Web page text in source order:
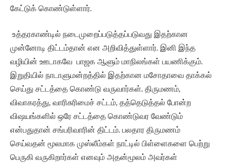
கேட்டுக் கொண்டுள்ளார்.
உத்தரகாண்டில் நடைமுறைப்படுத்தப்படுவது இதற்கான
முன்னோடி திட்டம்தான் என அறிவித்துள்ளார். இனி இந்த
வழியின் ஊடாகவே பாஜக ஆளும் மாநிலங்கள் பயணிக்கும்.
இறுதியில் நாடாளுமன்றத்தில் இதற்கான மசோதாவை தாக்கல்
செய்து சட்டத்தை கொண்டு வருவார்கள். திருமணம்,
விவாகரத்து, வாரிசுரிமைச் சட்டம், தத்தெடுத்தல் போன்ற
விஷயங்களில் ஒரே சட்டத்தை கொண்டுவர வேண்டும்
என்பதுதான் சங்பரிவாரின் திட்டம். பலதார திருமணம்
செய்வதன் மூலமாக முஸ்லீம்கள் நாட்டில் பிள்ளைகளை பெற்று
பெருகி வருகிறார்கள் எனவும் அதன்மூலம் அவர்கள்